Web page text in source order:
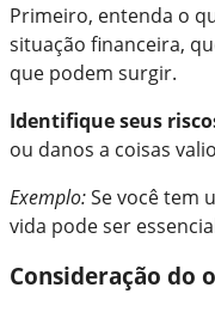
Primeiro, entenda o
situação financeira,
que podem surgir.
Identifique seus
ou danos a coisas
Exemplo:Se você tem
vida pode ser
Consideração do